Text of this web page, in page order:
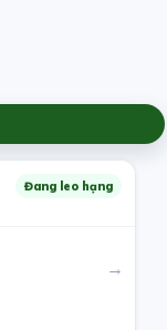
Đang leo hạng
→